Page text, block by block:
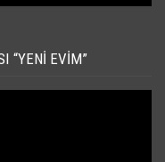
“YENI EVIM”